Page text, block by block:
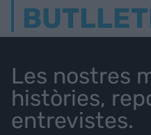
Les nostres
històries,
entrevistes.